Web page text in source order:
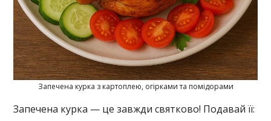
Запечена курка з картоплею, огірками та помідорами
Запечена курка — це завжди святково! Подавай її: